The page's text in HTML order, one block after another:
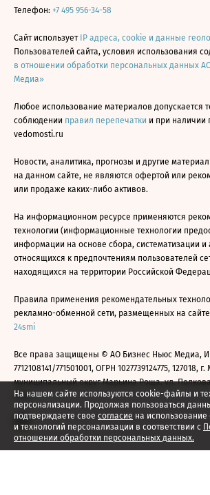
На нашем сайте используются cookie-файлы и
персонализации. Продолжая пользоваться
подтверждаете свое согласие на
и технологий персонализации в соответствии с
отношении обработки персональных данных.
Телефон: +7 495 956-34-58
Сайт использует IP адреса, cookie и данные
Пользователей сайта, условия использования
в отношении обработки персональных данных
Медиа»
Любое использование материалов допускается
соблюдении правил перепечатки и при наличии
vedomosti.ru
Новости, аналитика, прогнозы и другие
на данном сайте, не являются офертой или
или продаже каких-либо активов.
На информационном ресурсе применяются
технологии (информационные технологии
информации на основе сбора, систематизации и
относящихся к предпочтениям пользователей
находящихся на территории Российской
Правила применения рекомендательных
рекламно-обменной сети, размещенных на
24smi
Все права защищены © АО Бизнес Ньюс Медиа,
7712108141/771501001, ОГРН 1027739124775, 127018,
муниципальный округ Марьина Роща, ул.
2026